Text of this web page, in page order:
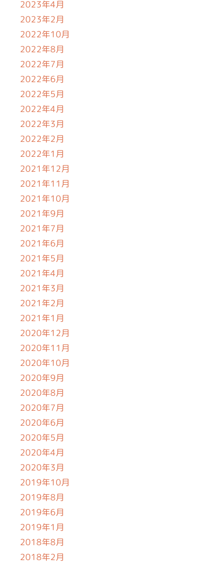
2023年4月
2023年2月
2022年10月
2022年8月
2022年7月
2022年6月
2022年5月
2022年4月
2022年3月
2022年2月
2022年1月
2021年12月
2021年11月
2021年10月
2021年9月
2021年7月
2021年6月
2021年5月
2021年4月
2021年3月
2021年2月
2021年1月
2020年12月
2020年11月
2020年10月
2020年9月
2020年8月
2020年7月
2020年6月
2020年5月
2020年4月
2020年3月
2019年10月
2019年8月
2019年6月
2019年1月
2018年8月
2018年2月